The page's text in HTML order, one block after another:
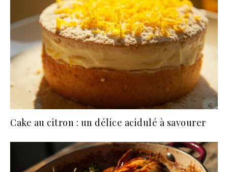
Cake au citron : un délice acidulé à savourer